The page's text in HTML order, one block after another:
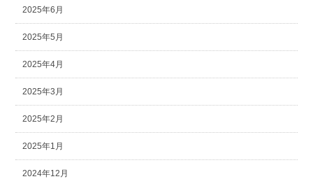
2025年6月
2025年5月
2025年4月
2025年3月
2025年2月
2025年1月
2024年12月